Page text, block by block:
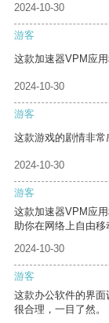
2024-10-30
游客
这款加速器VPM应
2024-10-30
游客
这款游戏的剧情非常
2024-10-30
游客
这款加速器VPM应
助你在网络上自由移
2024-10-30
游客
这款办公软件的界
很合理，一目了然。